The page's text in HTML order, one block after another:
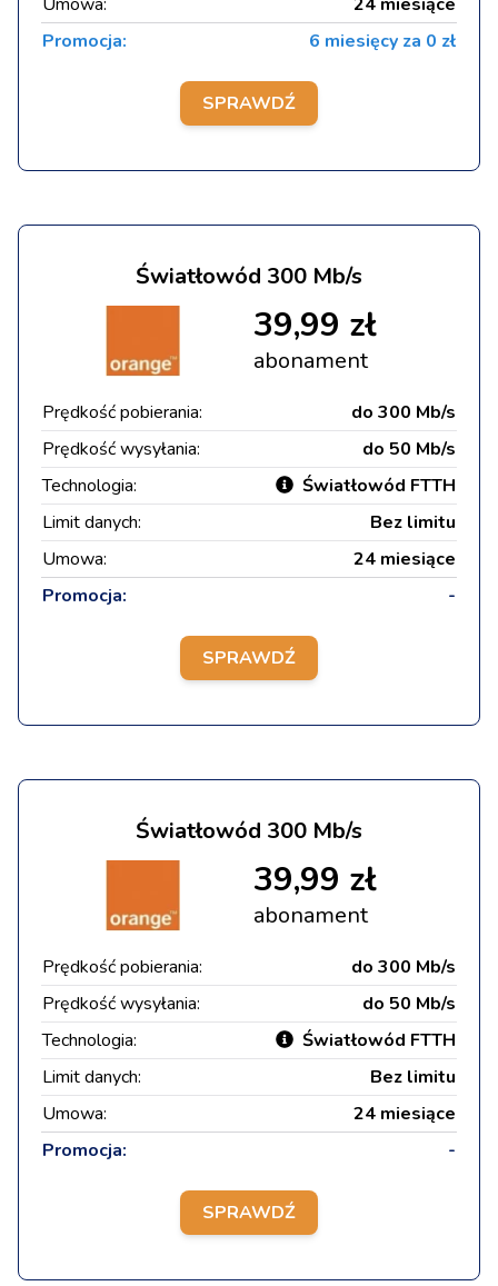
Promocja:
6 miesięcy za 0 zł
SPRAWDŹ
Światłowód 300 Mb/s
39,99 zł
abonament
Prędkość pobierania:
do 300 Mb/s
Prędkość wysyłania:
do 50 Mb/s
Technologia:
Światłowód FTTH
Limit danych:
Bez limitu
Umowa:
24 miesiące
Promocja:
-
SPRAWDŹ
Światłowód 300 Mb/s
39,99 zł
abonament
Prędkość pobierania:
do 300 Mb/s
Prędkość wysyłania:
do 50 Mb/s
Technologia:
Światłowód FTTH
Limit danych:
Bez limitu
Umowa:
24 miesiące
Promocja:
-
SPRAWDŹ